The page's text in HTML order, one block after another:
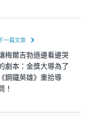
一篇文章
梅爾吉勃遜邊看邊哭
劇本：金獎大導為了
《鋼鐵英雄》重拾導
！